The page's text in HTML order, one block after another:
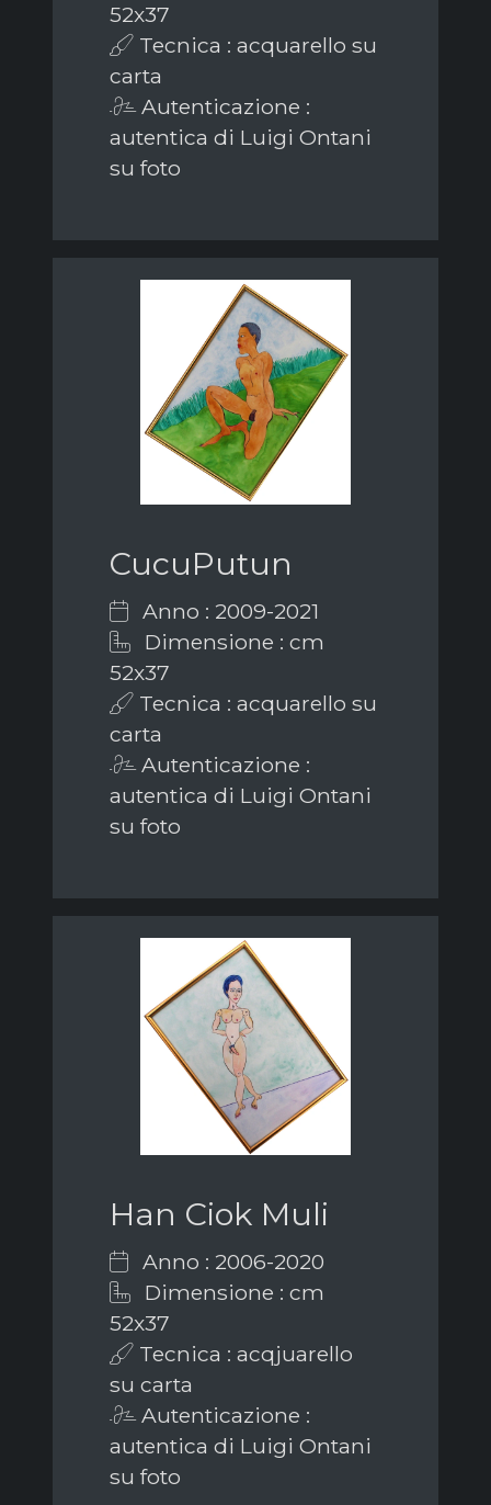
52x37
Tecnica : acquarello su
carta
Autenticazione :
autentica di Luigi Ontani
su foto
CucuPutun
Anno : 2009-2021
Dimensione : cm
52x37
Tecnica : acquarello su
carta
Autenticazione :
autentica di Luigi Ontani
su foto
Han Ciok Muli
Anno : 2006-2020
Dimensione : cm
52x37
Tecnica : acqjuarello
su carta
Autenticazione :
autentica di Luigi Ontani
su foto